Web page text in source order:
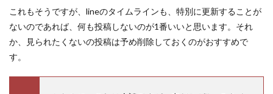
これもそうですが、lineのタイムラインも、特別に更新することが
ないのであれば、何も投稿しないのが1番いいと思います。それ
か、見られたくないの投稿は予め削除しておくのがおすすめで
す。